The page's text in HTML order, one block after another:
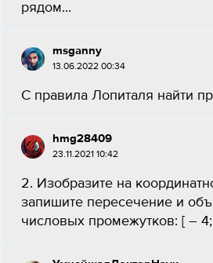
рядом...
msganny
13.06.2022 00:34
С правила Лопиталя найти
hmg28409
23.11.2021 10:42
2. Изобразите на
запишите пересечение и
числовых промежутков: [ – 4;